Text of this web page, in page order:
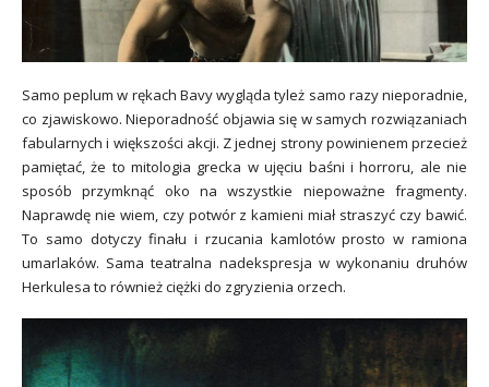
Samo peplum w rękach Bavy wygląda tyleż samo razy nieporadnie,
co zjawiskowo. Nieporadność objawia się w samych rozwiązaniach
fabularnych i większości akcji. Z jednej strony powinienem przecież
pamiętać, że to mitologia grecka w ujęciu baśni i horroru, ale nie
sposób przymknąć oko na wszystkie niepoważne fragmenty.
Naprawdę nie wiem, czy potwór z kamieni miał straszyć czy bawić.
To samo dotyczy finału i rzucania kamlotów prosto w ramiona
umarlaków. Sama teatralna nadekspresja w wykonaniu druhów
Herkulesa to również ciężki do zgryzienia orzech.